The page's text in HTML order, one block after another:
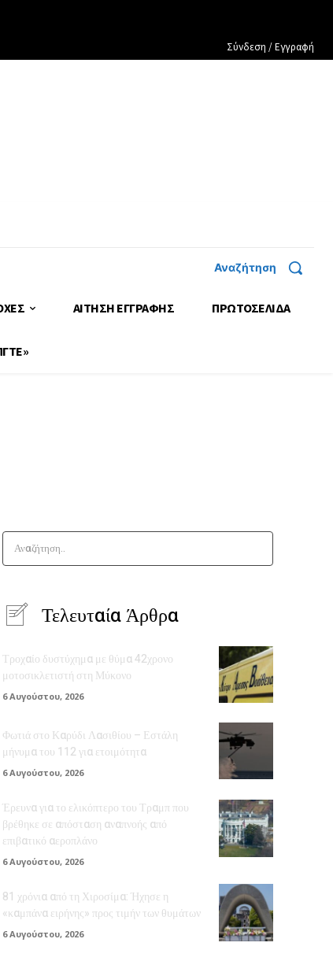
Σύνδεση / Εγγραφή
Αναζήτηση
ΑΙΤΗΣΗ ΕΓΓΡΑΦΗΣ ΠΡΩΤΟΣΈΛΙΔΑ
Αναζήτηση..
Τελευταία Άρθρα
Τροχαίο δυστύχημα με θύμα 42χρονο
μοτοσικλετιστή στη Μύκονο
6 Αυγούστου, 2026
Φωτιά στο Καρύδι Λασιθίου – Εστάλη
μήνυμα του 112 για ετοιμότητα
6 Αυγούστου, 2026
Έρευνα για το ελικόπτερο του Τραμπ που
βρέθηκε σε απόσταση αναπνοής από
επιβατικό αεροπλάνο
6 Αυγούστου, 2026
81 χρόνια από τη Χιροσίμα: Ήχησε η
«καμπάνα ειρήνης» προς τιμήν των θυμάτων
6 Αυγούστου, 2026